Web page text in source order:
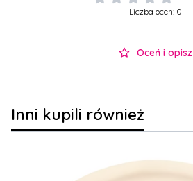
Liczba ocen: 0
Oceń i opisz
Inni kupili również